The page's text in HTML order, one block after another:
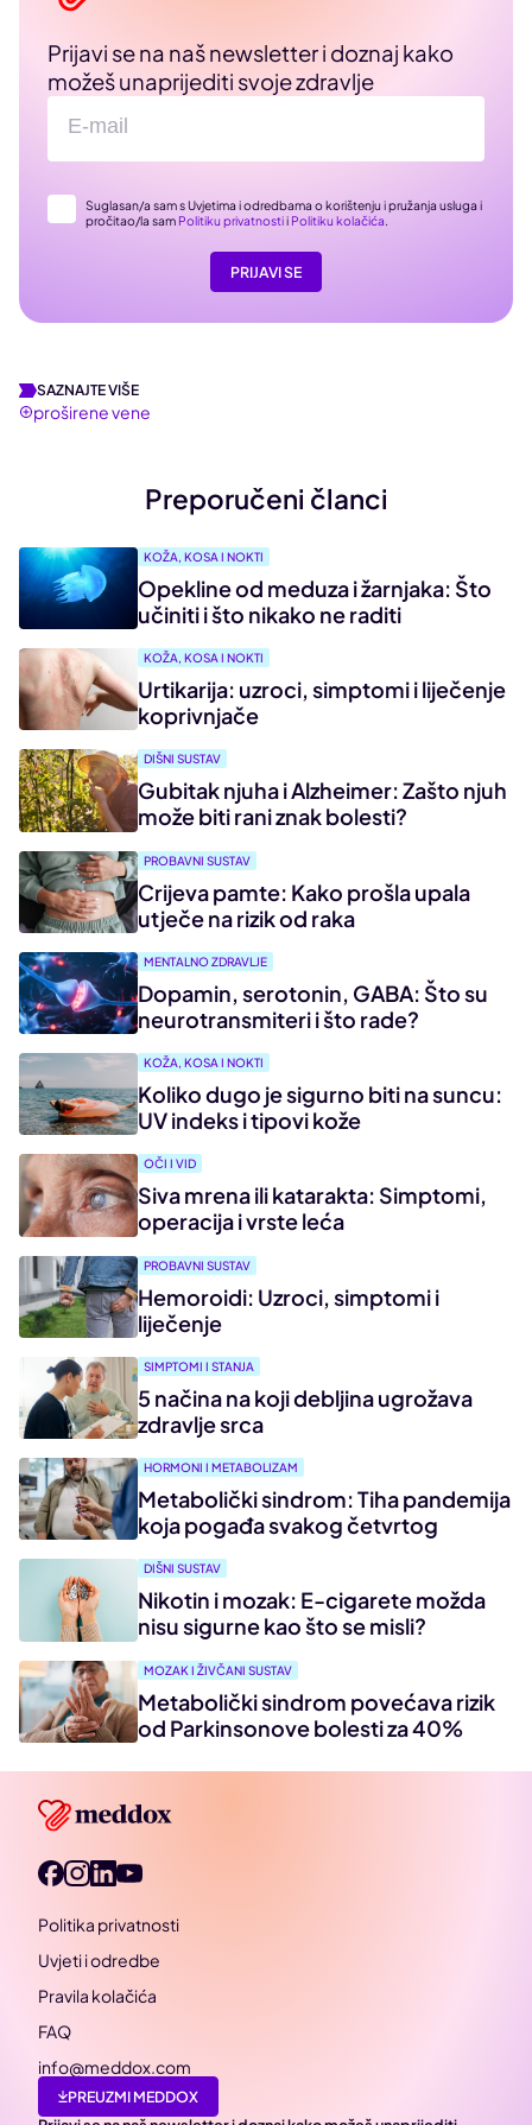
Prijavi se na naš newsletter i doznaj kako
možeš unaprijediti svoje zdravlje
Suglasan/a sam s Uvjetima i odredbama o korištenju i pružanja usluga i
pročitao/la sam Politiku privatnostii Politiku kolačića.
PRIJAVI SE
SAZNAJTE VIŠE
proširene vene
Preporučeni članci
KOŽA, KOSA I NOKTI
Opekline od meduza i žarnjaka: Što
učiniti i što nikako ne raditi
KOŽA, KOSA I NOKTI
Urtikarija: uzroci, simptomi i liječenje
koprivnjače
DIŠNI SUSTAV
Gubitak njuha i Alzheimer: Zašto njuh
može biti rani znak bolesti?
PROBAVNI SUSTAV
Crijeva pamte: Kako prošla upala
utječe na rizik od raka
MENTALNO ZDRAVLJE
Dopamin, serotonin, GABA: Što su
neurotransmiteri i što rade?
KOŽA, KOSA I NOKTI
Koliko dugo je sigurno biti na suncu:
UV indeks i tipovi kože
OČI I VID
Siva mrena ili katarakta: Simptomi,
operacija i vrste leća
PROBAVNI SUSTAV
Hemoroidi: Uzroci, simptomi i
liječenje
SIMPTOMI I STANJA
5 načina na koji debljina ugrožava
zdravlje srca
HORMONI I METABOLIZAM
Metabolički sindrom: Tiha pandemija
koja pogađa svakog četvrtog
DIŠNI SUSTAV
Nikotin i mozak: E-cigarete možda
nisu sigurne kao što se misli?
MOZAK I ŽIVČANI SUSTAV
Metabolički sindrom povećava rizik
od Parkinsonove bolesti za 40%
Politika privatnosti
Uvjeti i odredbe
Pravila kolačića
FAQ
info@meddox.com
PREUZMI MEDDOX